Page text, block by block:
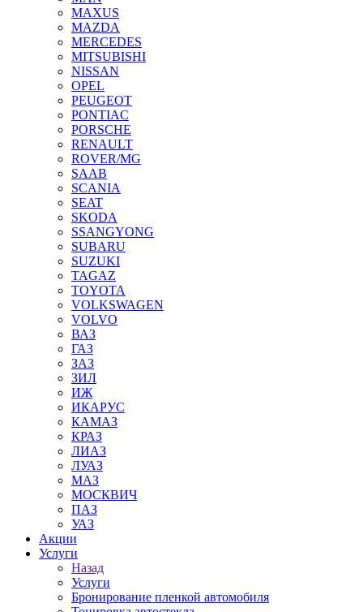
MAXUS
MAZDA
MERCEDES
MITSUBISHI
NISSAN
OPEL
PEUGEOT
PONTIAC
PORSCHE
RENAULT
ROVER/MG
SAAB
SCANIA
SEAT
SKODA
SSANGYONG
SUBARU
SUZUKI
TAGAZ
TOYOTA
VOLKSWAGEN
VOLVO
ВАЗ
ГАЗ
ЗАЗ
ЗИЛ
ИЖ
ИКАРУС
КАМАЗ
КРАЗ
ЛИАЗ
ЛУАЗ
МАЗ
МОСКВИЧ
ПАЗ
УАЗ
Акции
Услуги
Назад
Услуги
Бронирование пленкой автомобиля